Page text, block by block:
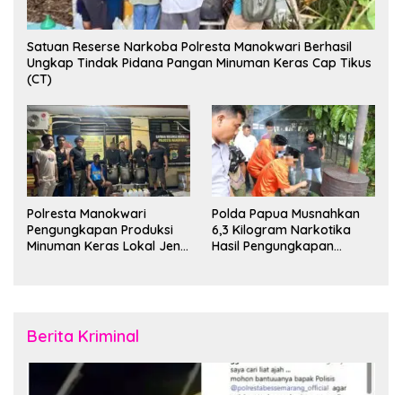
Satuan Reserse Narkoba Polresta Manokwari Berhasil
Ungkap Tindak Pidana Pangan Minuman Keras Cap Tikus
(CT)
Polresta Manokwari
Pengungkapan Produksi
Minuman Keras Lokal Jenis
Polda Papua Musnahkan
6,3 Kilogram Narkotika
Hasil Pengungkapan
Berita Kriminal